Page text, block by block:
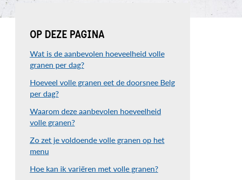
OP DEZE PAGINA
Wat is de aanbevolen hoeveelheid volle
granen per dag?
Hoeveel volle granen eet de doorsnee Belg
per dag?
Waarom deze aanbevolen hoeveelheid
volle granen?
Zo zet je voldoende volle granen op het
menu
Hoe kan ik variëren met volle granen?